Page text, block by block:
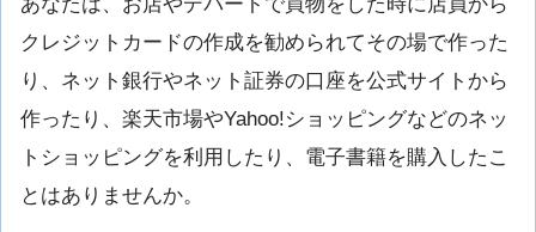
クレジットカードの作成を勧められてその場で作った
り、ネット銀行やネット証券の口座を公式サイトから
作ったり、楽天市場やYahoo!ショッピングなどのネッ
トショッピングを利用したり、電子書籍を購入したこ
とはありませんか。